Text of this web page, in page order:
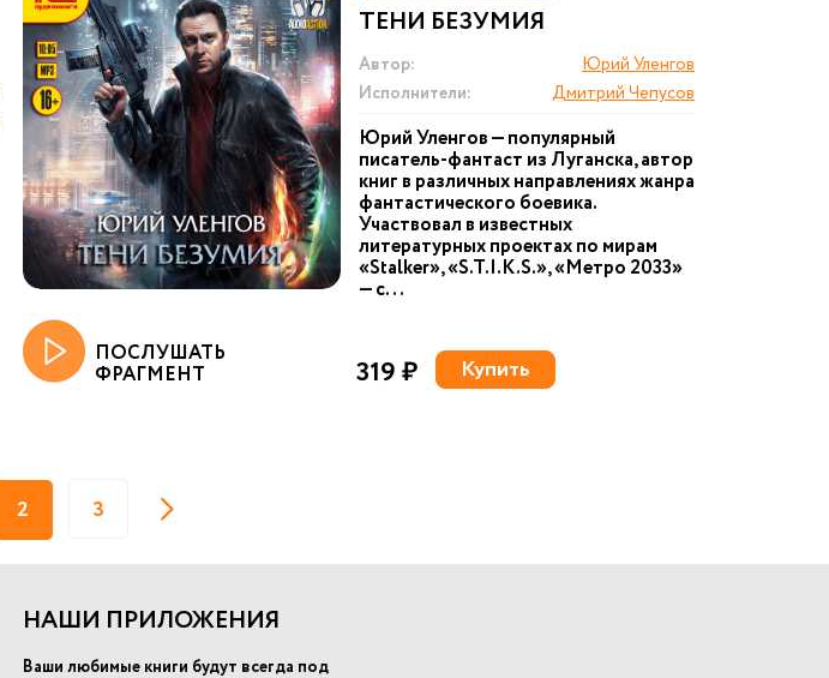
ТЕНИ БЕЗУМИЯ
Автор:
Юрий Уленгов
Исполнители:
Дмитрий Чепусов
Юрий Уленгов — популярный
писатель-фантаст из Луганска, автор
книг в различных направлениях жанра
фантастического боевика.
Участвовал в известных
литературных проектах по мирам
«Stalker», «S.T.I.K.S.», «Метро 2033»
— с...
ПОСЛУШАТЬ
ФРАГМЕНТ 319 ₽ Купить
2 3
НАШИ ПРИЛОЖЕНИЯ
Ваши любимые книги будут всегда под